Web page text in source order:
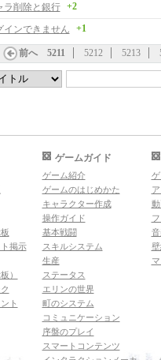
ラ削除と銀行
+2
インできません +1
前へ 5211 5212 5213
掲示
）
ト
ゲームガイド
ゲーム紹介
ゲームのはじめかた
キャラクター作成
操作ガイド
基本戦闘
スキルシステム
生産
ステータス
エリンの世界
町のシステム
コミュニケーション
序盤のプレイ
スマートコンテンツ